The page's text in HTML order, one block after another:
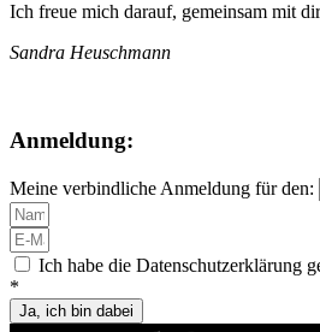
Ich freue mich darauf, gemeinsam mit
Sandra Heuschmann
Anmeldung:
Meine verbindliche Anmeldung für den:
Ich habe die Datenschutzerklärung
*
Ja, ich bin dabei